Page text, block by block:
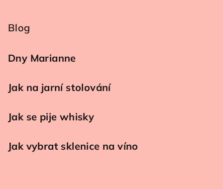
Blog
Dny Marianne
Jak na jarní stolování
Jak se pije whisky
Jak vybrat sklenice na víno